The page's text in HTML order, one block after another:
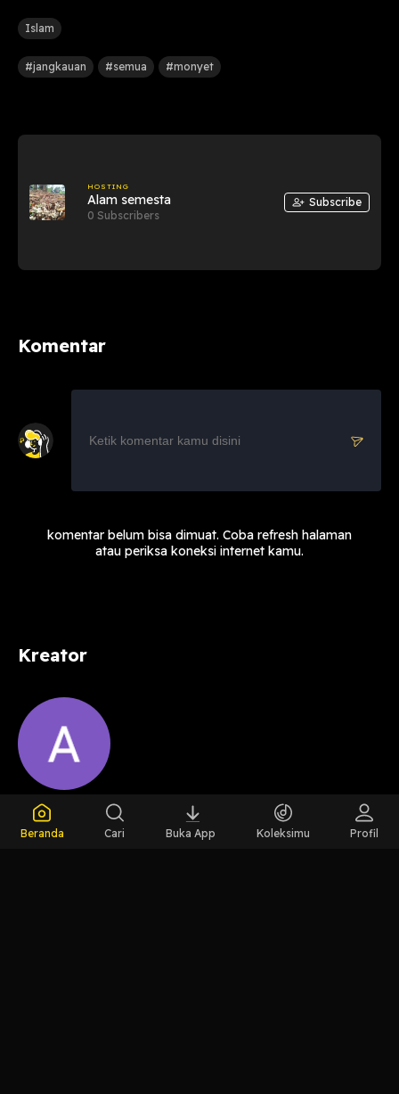
Islam
#jangkauan #semua #monyet
HOSTING
Alam semesta
0 Subscribers
Subscribe
Komentar
komentar belum bisa dimuat. Coba refresh halaman
atau periksa koneksi internet kamu.
Kreator
Aidan Sayyid
Beranda Cari Buka App Koleksimu Profil